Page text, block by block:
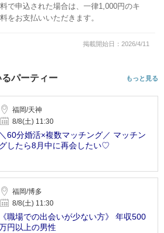
で申込された場合は、一律1,000円のキ
をお支払いいただきます。
掲載開始日：2026/4/11
パーティー もっと見る
福岡/天神
8/8(土) 11:30
＼60分婚活×複数マッチング／ マッチン
グしたら8月中に再会したい♡
福岡/博多
8/8(土) 11:30
《職場での出会いが少ない方》 年収500
円以上の男性